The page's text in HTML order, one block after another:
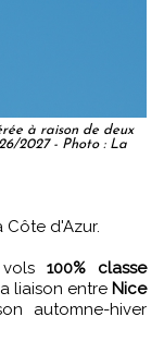
à raison de deux
2027 - Photo : La
d'Azur.
vols100% classe
liaison entre Nice
automne-hiver